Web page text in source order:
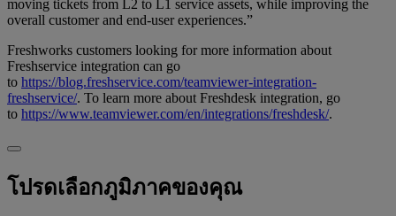
moving tickets from L2 to L1 service assets, while improving the
overall customer and end-user experiences.”
Freshworks customers looking for more information about
Freshservice integration can go
to https://blog.freshservice.com/teamviewer-integration-
freshservice/. To learn more about Freshdesk integration, go
to https://www.teamviewer.com/en/integrations/freshdesk/.
โปรดเลือกภูมิภาคของคุณ